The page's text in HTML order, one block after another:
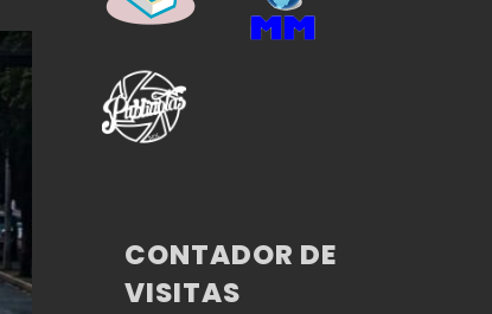
CONTADOR DE
VISITAS